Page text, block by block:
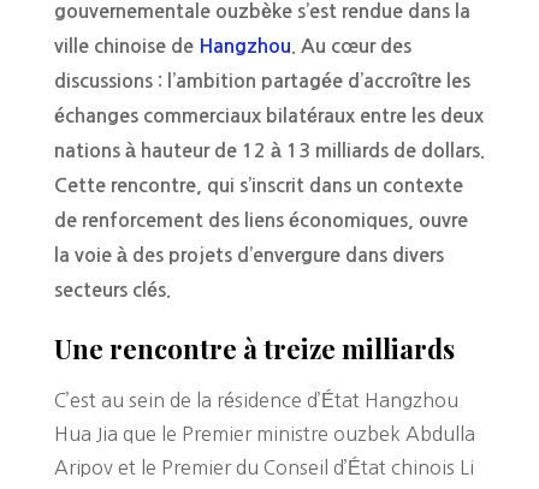
gouvernementale ouzbèke s’est rendue dans la
ville chinoise de Hangzhou . Au cœur des
discussions : l’ambition partagée d’accroître les
échanges commerciaux bilatéraux entre les deux
nations à hauteur de 12 à 13 milliards de dollars.
Cette rencontre, qui s’inscrit dans un contexte
de renforcement des liens économiques, ouvre
la voie à des projets d’envergure dans divers
secteurs clés.
Une rencontre à treize milliards
C’est au sein de la résidence d’État Hangzhou
Hua Jia que le Premier ministre ouzbek Abdulla
Aripov et le Premier du Conseil d’État chinois Li